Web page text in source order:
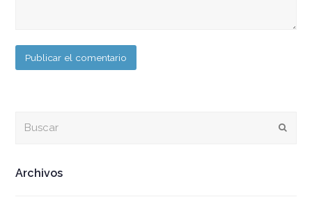
Archivos